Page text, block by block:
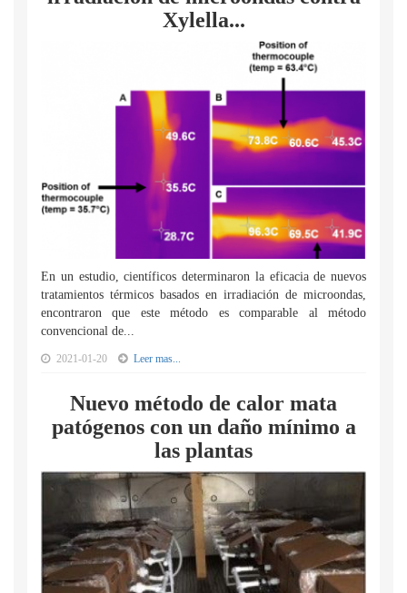
Xylella...
En un estudio, científicos determinaron la eficacia de nuevos
tratamientos térmicos basados en irradiación de microondas,
encontraron que este método es comparable al método
convencional de...
2021-01-20 Leer mas...
Nuevo método de calor mata
patógenos con un daño mínimo a
las plantas